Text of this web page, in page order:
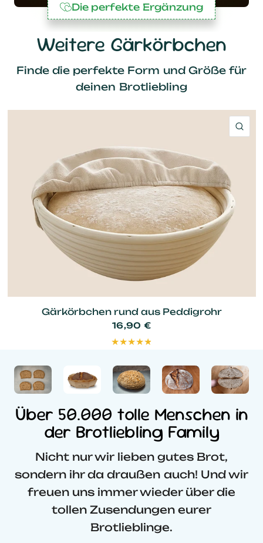
Die perfekte Ergänzung
Weitere Gärkörbchen
Finde die perfekte Form und Größe für
deinen Brotliebling
Gärkörbchen rund aus Peddigrohr
16,90 €
Über 50.000 tolle Menschen in
der Brotliebling Family
Nicht nur wir lieben gutes Brot,
sondern ihr da draußen auch! Und wir
freuen uns immer wieder über die
tollen Zusendungen eurer
Brotlieblinge.